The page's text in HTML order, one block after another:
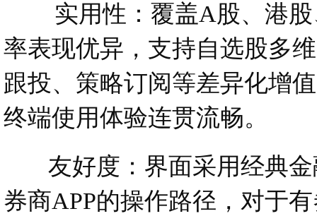
实用性：覆盖A股、港股
率表现优异，支持自选股多
跟投、策略订阅等差异化增
终端使用体验连贯流畅。
友好度：界面采用经典金
券商APP的操作路径，对于